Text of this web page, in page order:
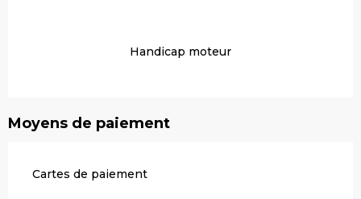
Handicap moteur
Moyens de paiement
Cartes de paiement